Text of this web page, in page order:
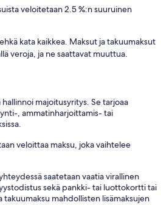
veloitetaan 2.5 %:n suuruinen
kata kaikkea. Maksut ja takuumaksut
veroja, ja ne saattavat muuttua.
majoitusyritys. Se tarjoaa
, ammatinharjoittamis- tai
veloittaa maksu, joka vaihtelee
saatetaan vaatia virallinen
sekä pankki- tai luottokortti tai
takuumaksu mahdollisten lisämaksujen